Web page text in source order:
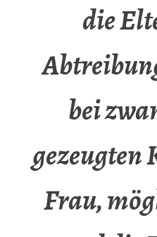
die
bei
gezeugten
Frau,